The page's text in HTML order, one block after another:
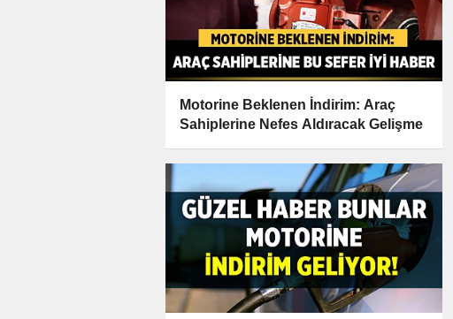
Motorine Beklenen İndirim: Araç
Sahiplerine Nefes Aldıracak Gelişme